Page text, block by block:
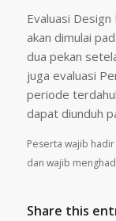
Evaluasi
akan dimulai
dua pekan
juga evaluasi
periode
dapat diunduh
Peserta wajib
dan wajib
Share this